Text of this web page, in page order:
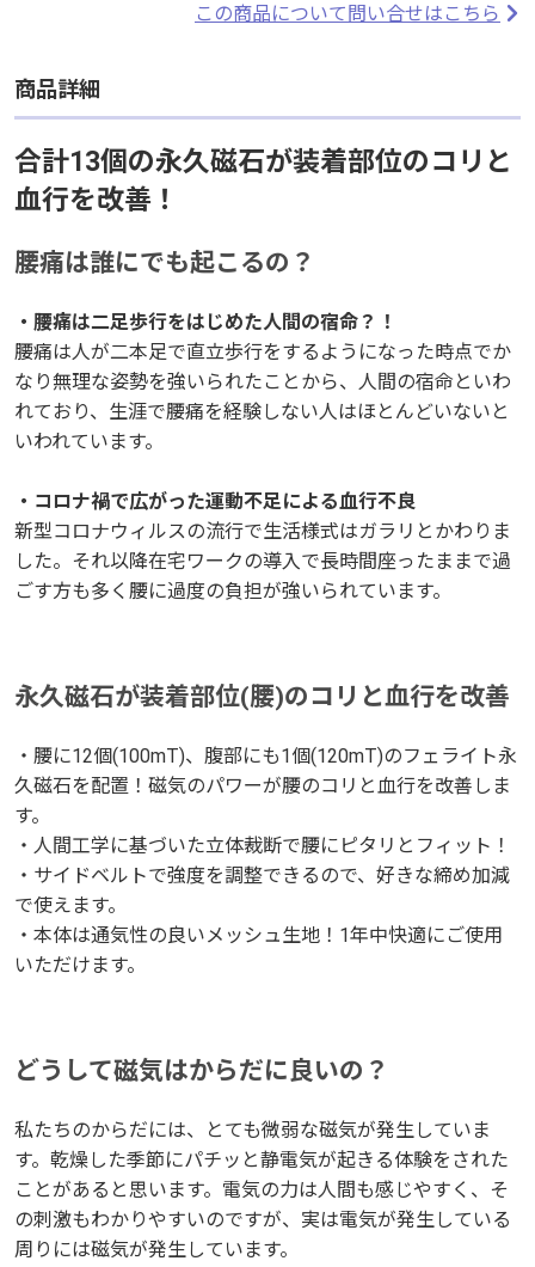
この商品について問い合せはこちら
商品詳細
合計13個の永久磁石が装着部位のコリと
血行を改善！
腰痛は誰にでも起こるの？
・腰痛は二足歩行をはじめた人間の宿命？！
腰痛は人が二本足で直立歩行をするようになった時点でか
なり無理な姿勢を強いられたことから、人間の宿命といわ
れており、生涯で腰痛を経験しない人はほとんどいないと
いわれています。
・コロナ禍で広がった運動不足による血行不良
新型コロナウィルスの流行で生活様式はガラリとかわりま
した。それ以降在宅ワークの導入で長時間座ったままで過
ごす方も多く腰に過度の負担が強いられています。
永久磁石が装着部位(腰)のコリと血行を改善
・腰に12個(100mT)、腹部にも1個(120mT)のフェライト永
久磁石を配置！磁気のパワーが腰のコリと血行を改善しま
す。
・人間工学に基づいた立体裁断で腰にピタリとフィット！
・サイドベルトで強度を調整できるので、好きな締め加減
で使えます。
・本体は通気性の良いメッシュ生地！1年中快適にご使用
いただけます。
どうして磁気はからだに良いの？
私たちのからだには、とても微弱な磁気が発生していま
す。乾燥した季節にパチッと静電気が起きる体験をされた
ことがあると思います。電気の力は人間も感じやすく、そ
の刺激もわかりやすいのですが、実は電気が発生している
周りには磁気が発生しています。
この商品について問い合せはこちら
商品詳細
合計13個の永久磁石が装着部位のコリと
血行を改善！
腰痛は誰にでも起こるの？
・腰痛は二足歩行をはじめた人間の宿命？！
腰痛は人が二本足で直立歩行をするようになった時点でか
なり無理な姿勢を強いられたことから、人間の宿命といわ
れており、生涯で腰痛を経験しない人はほとんどいないと
いわれています。
・コロナ禍で広がった運動不足による血行不良
新型コロナウィルスの流行で生活様式はガラリとかわりま
した。それ以降在宅ワークの導入で長時間座ったままで過
ごす方も多く腰に過度の負担が強いられています。
永久磁石が装着部位(腰)のコリと血行を改善
・腰に12個(100mT)、腹部にも1個(120mT)のフェライト永
久磁石を配置！磁気のパワーが腰のコリと血行を改善しま
す。
・人間工学に基づいた立体裁断で腰にピタリとフィット！
・サイドベルトで強度を調整できるので、好きな締め加減
で使えます。
・本体は通気性の良いメッシュ生地！1年中快適にご使用
いただけます。
どうして磁気はからだに良いの？
私たちのからだには、とても微弱な磁気が発生していま
す。乾燥した季節にパチッと静電気が起きる体験をされた
ことがあると思います。電気の力は人間も感じやすく、そ
の刺激もわかりやすいのですが、実は電気が発生している
周りには磁気が発生しています。